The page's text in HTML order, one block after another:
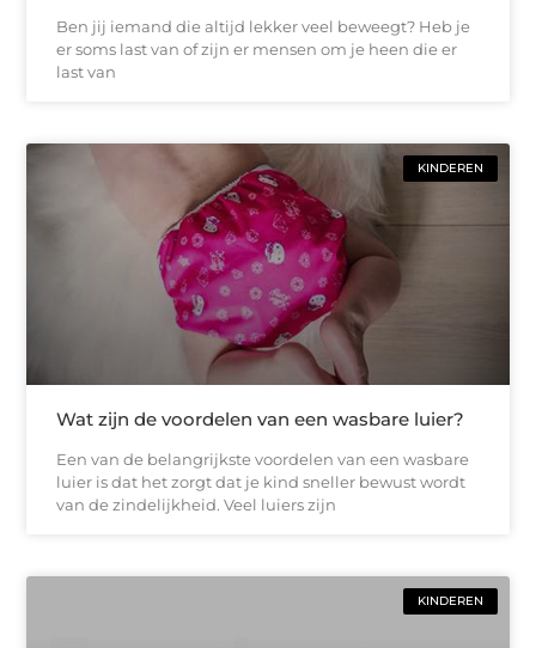
Ben jij iemand die altijd lekker veel beweegt? Heb je
er soms last van of zijn er mensen om je heen die er
last van
KINDEREN
Wat zijn de voordelen van een wasbare luier?
Een van de belangrijkste voordelen van een wasbare
luier is dat het zorgt dat je kind sneller bewust wordt
van de zindelijkheid. Veel luiers zijn
KINDEREN